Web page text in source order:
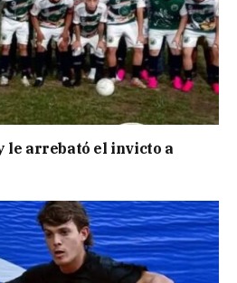
le arrebató el invicto a